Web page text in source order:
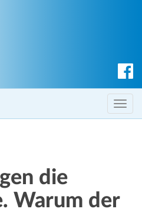
c
h T
o
n
die
Warum der